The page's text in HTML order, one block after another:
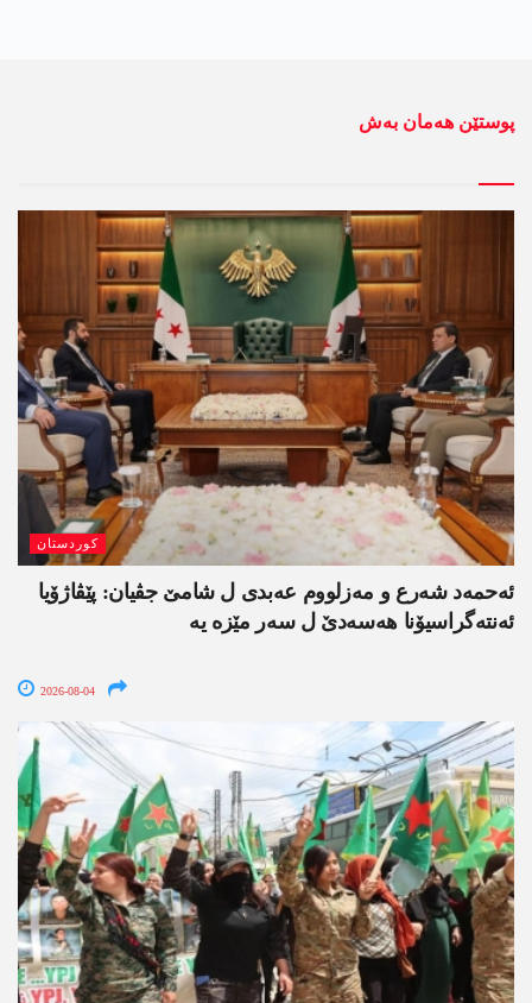
پوستێن ھەمان بەش
کوردستان
ئەحمەد شەرع و مەزلووم عەبدی ل شامێ جڤیان: پێڤاژۆیا
ئەنتەگراسیۆنا ھەسەدێ ل سەر مێزە یە
2026-08-04